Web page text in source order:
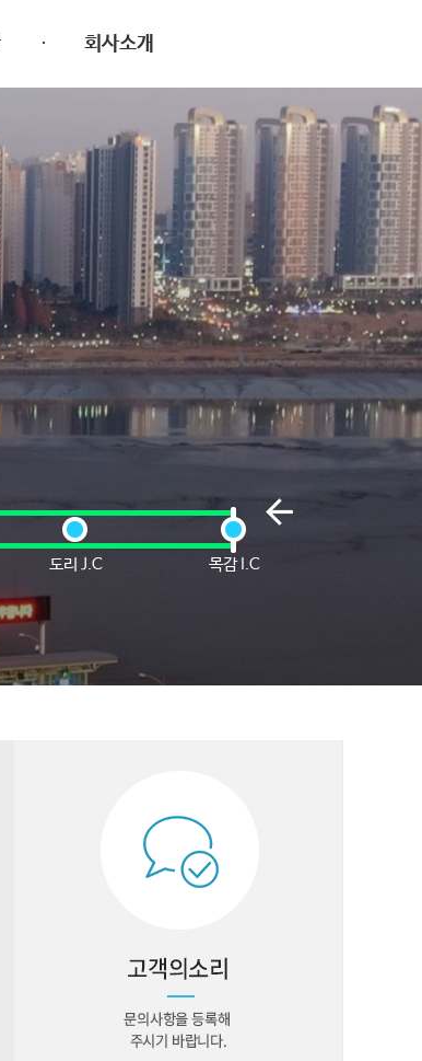
회사소개
도리 J.C 목감 I.C